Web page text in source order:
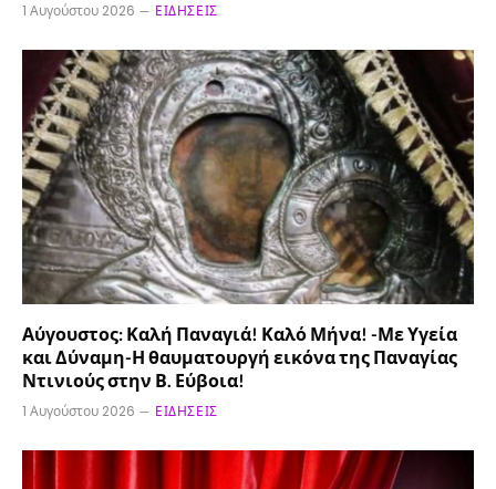
1 Αυγούστου 2026 ΕΙΔΉΣΕΙΣ
Αύγουστος: Καλή Παναγιά! Καλό Μήνα! -Με Υγεία
και Δύναμη-Η θαυματουργή εικόνα της Παναγίας
Ντινιούς στην Β. Εύβοια!
1 Αυγούστου 2026 ΕΙΔΉΣΕΙΣ